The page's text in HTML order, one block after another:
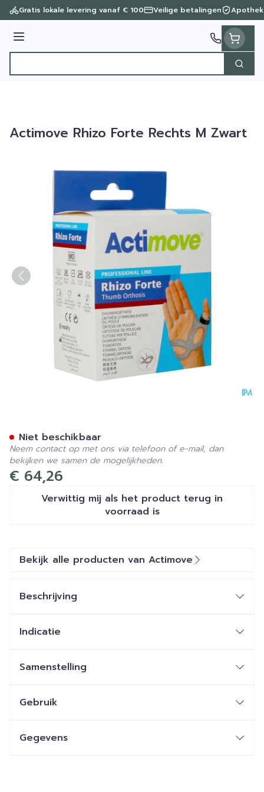
Ga naar de inhoud
Gratis lokale levering vanaf € 100 Veilige betalingen
Menu
Zoek
Actimove Rhizo Forte Rechts M Zwart
€ 64,26
Verwittig mij als het product terug in
voorraad is
Niet beschikbaar
Neem contact op met ons via telefoon of e-mail, dan
bekijken we samen de mogelijkheden.
Bekijk alle producten van Actimove
Beschrijving
Indicatie
Samenstelling
Gebruik
Gegevens